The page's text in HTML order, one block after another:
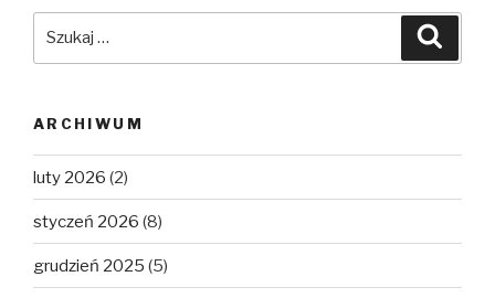
ARCHIWUM
luty 2026 (2)
styczeń 2026 (8)
grudzień 2025 (5)